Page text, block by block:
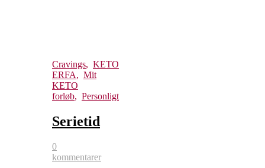
Cravings, KETO
ERFA, Mit
KETO
forløb, Personligt
Serietid
0
kommentarer